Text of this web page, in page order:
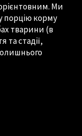
Ми
порцію корму
тварини (в
та стадії,